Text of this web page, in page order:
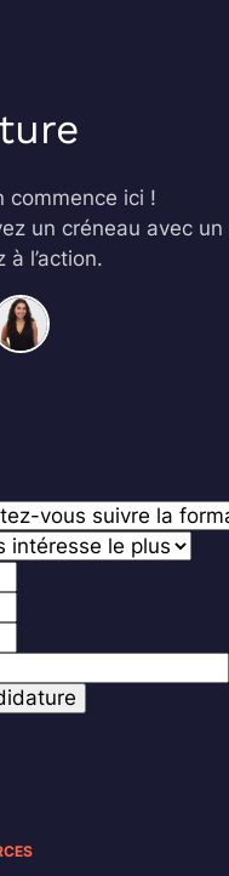
commence ici !
un créneau avec un
l’action.